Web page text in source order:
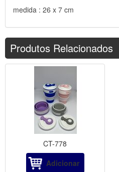
medida : 26 x 7 cm
Produtos Relacionados
CT-778
Adicionar